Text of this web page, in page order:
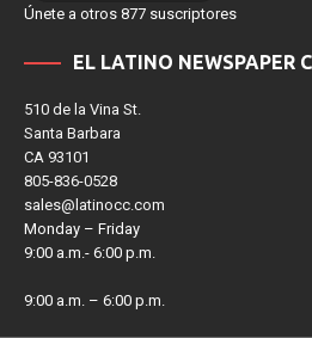
510 de la Vina St.
Santa Barbara
CA 93101
805-836-0528
sales@latinocc.com
Monday – Friday